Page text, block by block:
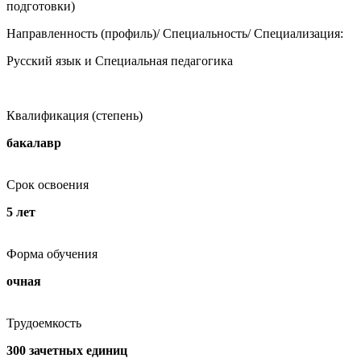
подготовки)
Направленность (профиль)/ Специальность/ Специализация:
Русский язык и Специальная педагогика
Квалификация (степень)
бакалавр
Срок освоения
5 лет
Форма обучения
очная
Трудоемкость
300 зачетных единиц